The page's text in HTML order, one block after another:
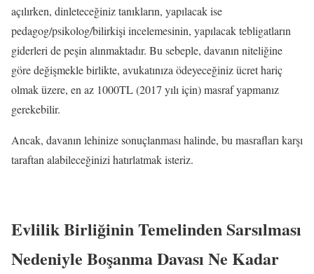
açılırken, dinleteceğiniz tanıkların, yapılacak ise
pedagog/psikolog/bilirkişi incelemesinin, yapılacak tebligatların
giderleri de peşin alınmaktadır. Bu sebeple, davanın niteliğine
göre değişmekle birlikte, avukatınıza ödeyeceğiniz ücret hariç
olmak üzere, en az 1000TL (2017 yılı için) masraf yapmanız
gerekebilir.
Ancak, davanın lehinize sonuçlanması halinde, bu masrafları karşı
taraftan alabileceğinizi hatırlatmak isteriz.
Evlilik Birliğinin Temelinden Sarsılması
Nedeniyle Boşanma Davası Ne Kadar